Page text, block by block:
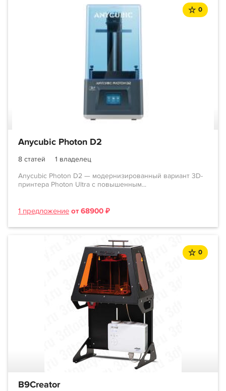
0
Anycubic Photon D2
8 статей
1 владелец
Anycubic Photon D2 — модернизированный вариант 3D-
принтера Photon Ultra с повышенным...
1 предложение от 68900 ₽
0
B9Creator